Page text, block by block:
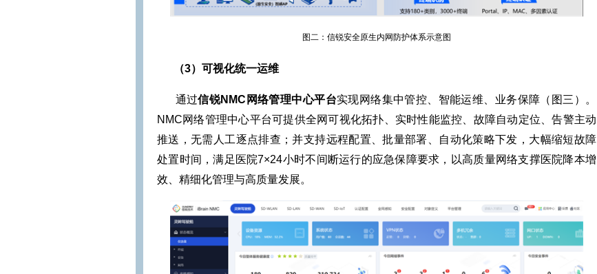
图二：信锐安全原生内网防护体系示意图
（3）可视化统一运维
通过信锐NMC网络管理中心平台实现网络集中管控、智能运维、业务保障（图三）。
NMC网络管理中心平台可提供全网可视化拓扑、实时性能监控、故障自动定位、告警主动
推送，无需人工逐点排查；并支持远程配置、批量部署、自动化策略下发，大幅缩短故障
处置时间，满足医院7×24小时不间断运行的应急保障要求，以高质量网络支撑医院降本增
效、精细化管理与高质量发展。